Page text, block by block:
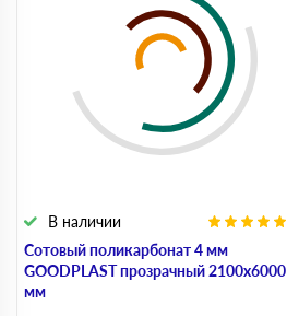
Сотовый поликарбонат 4 мм
GOODPLAST прозрачный 2100х6000
мм
В наличии